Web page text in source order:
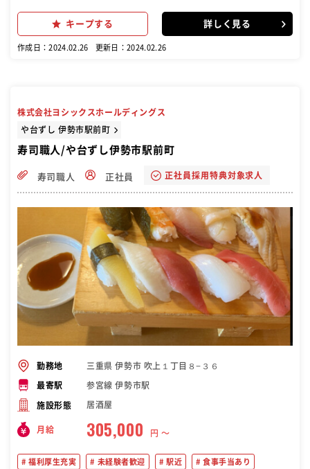
キープする 詳しく見る
作成日：2024.02.26 更新日：2024.02.26
株式会社ヨシックスホールディングス
や台ずし 伊勢市駅前町
寿司職人/や台ずし伊勢市駅前町
寿司職人 正社員 正社員採用特典対象求人
勤務地 三重県 伊勢市 吹上１丁目８−３６
最寄駅 参宮線 伊勢市駅
施設形態 居酒屋
月給 305,000 円 〜
福利厚生充実 未経験者歓迎 駅近 食事手当あり